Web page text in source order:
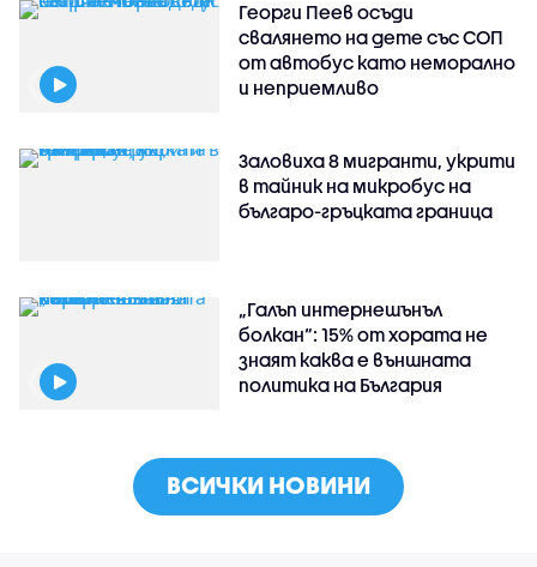
Георги Пеев осъди
свалянето на дете със СОП
от автобус като неморално
и неприемливо
Заловиха 8 мигранти, укрити
в тайник на микробус на
българо-гръцката граница
„Галъп интернешънъл
болкан“: 15% от хората не
знаят каква е външната
политика на България
ВСИЧКИ НОВИНИ